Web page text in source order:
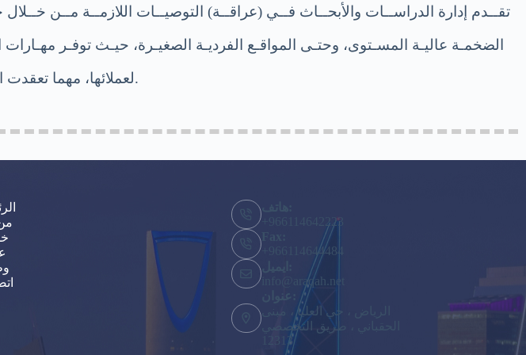
تقــدم إدارة الدراســات والأبحــاث فــي (عراقــة) التوصيــات اللازمــة مــن
الضخمـة عاليـة المسـتوى، وحتـى المواقـع الفرديـة الصغيـرة، حيـث توفـر مهـارات
لعملائها، مهما تعقدت المشـاكل التـي يواجهونها.
+966114642223
+966114644484
info@araqah.net
الرياض ، حي العليا ، مبنى
الحقباني ، طريق التخصصي
12313